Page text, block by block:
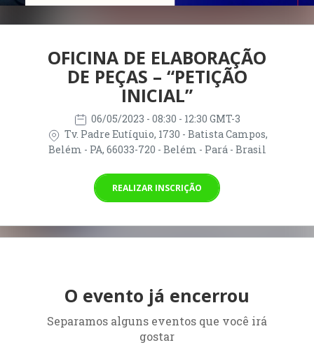
OFICINA DE ELABORAÇÃO
DE PEÇAS – “PETIÇÃO
INICIAL”
06/05/2023 - 08:30 - 12:30 GMT-3
Tv. Padre Eutíquio, 1730 - Batista Campos,
Belém - PA, 66033-720 - Belém - Pará - Brasil
REALIZAR INSCRIÇÃO
O evento já encerrou
Separamos alguns eventos que você irá
gostar